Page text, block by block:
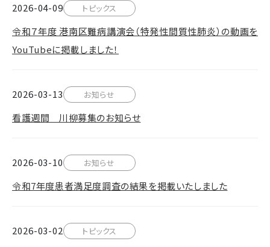
2026-04-09 トピックス
令和７年度 港南区難病講演会（特発性間質性肺炎）の動画を
YouTubeに掲載しました！
2026-03-13 お知らせ
看護週間 川柳募集のお知らせ
2026-03-10 お知らせ
令和7年度患者満足度調査の結果を掲載いたしました
2026-03-02 トピックス